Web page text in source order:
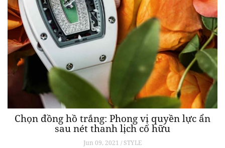
Chọn đồng hồ trắng: Phong vị quyền lực ẩn
sau nét thanh lịch cố hữu
Jun 09, 2021 / STYLE